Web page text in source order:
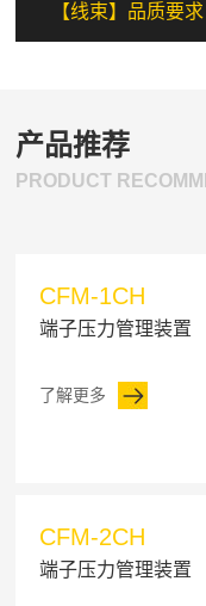
【线束】品质要
产品推荐
PRODUCT
CFM-1CH
端子压力管理装置
了解更多
CFM-2CH
端子压力管理装置